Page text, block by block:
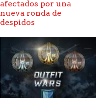
afectados por una
nueva ronda de
despidos